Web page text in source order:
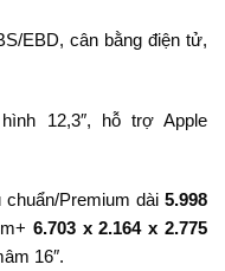
EBD, cân bằng điện tử,
12,3″, hỗ trợ Apple
chuẩn/Premium dài5.998
6.703 x 2.164 x 2.775
16″.